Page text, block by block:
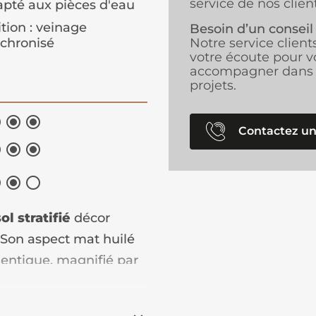
aux pièces d'eau
: veinage
 
 
 
stratifié décor
aspect mat huilé
magnifié par
service de nos
Besoin d’un
Notre service
votre écoute pour
accompagner dans
projets.
Contactez